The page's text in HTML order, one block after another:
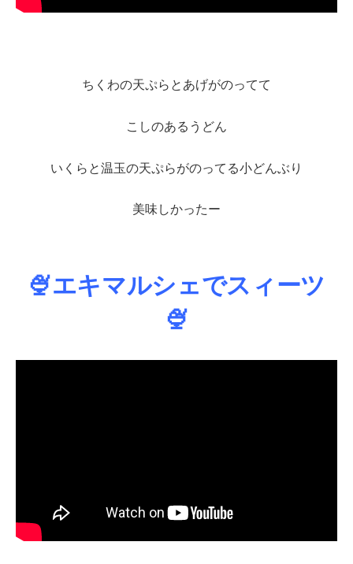
ちくわの天ぷらとあげがのってて
こしのあるうどん
いくらと温玉の天ぷらがのってる小どんぶり
美味しかったー
🍨エキマルシェでスィーツ
🍨